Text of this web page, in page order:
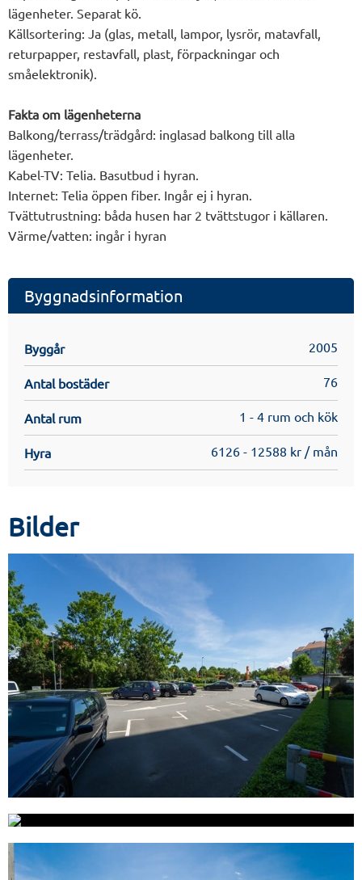
lägenheter. Separat kö.
Källsortering: Ja (glas, metall, lampor, lysrör, matavfall,
returpapper, restavfall, plast, förpackningar och
småelektronik).
Fakta om lägenheterna
Balkong/terrass/trädgård: inglasad balkong till alla
lägenheter.
Kabel-TV: Telia. Basutbud i hyran.
Internet: Telia öppen fiber. Ingår ej i hyran.
Tvättutrustning: båda husen har 2 tvättstugor i källaren.
Värme/vatten: ingår i hyran
Byggnadsinformation
Byggår 2005
Antal bostäder 76
Antal rum 1 - 4 rum och kök
Hyra 6126 - 12588 kr / mån
Bilder